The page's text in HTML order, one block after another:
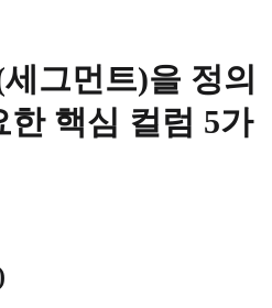
그먼트)을 정의
한 핵심 컬럼 5가